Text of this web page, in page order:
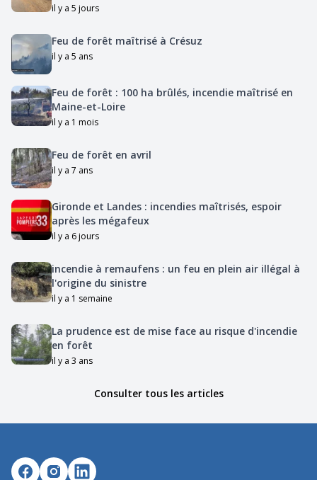
il y a 5 jours
Feu de forêt maîtrisé à Crésuz
il y a 5 ans
Feu de forêt : 100 ha brûlés, incendie maîtrisé en
Maine-et-Loire
il y a 1 mois
Feu de forêt en avril
il y a 7 ans
Gironde et Landes : incendies maîtrisés, espoir
après les mégafeux
il y a 6 jours
incendie à remaufens : un feu en plein air illégal à
l'origine du sinistre
il y a 1 semaine
La prudence est de mise face au risque d'incendie
en forêt
il y a 3 ans
Consulter tous les articles